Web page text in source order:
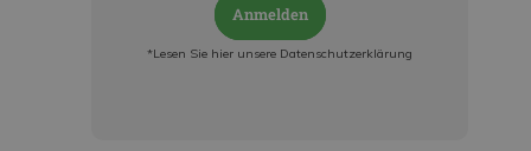
Anmelden
*Lesen Sie hier unsere Datenschutzerklärung